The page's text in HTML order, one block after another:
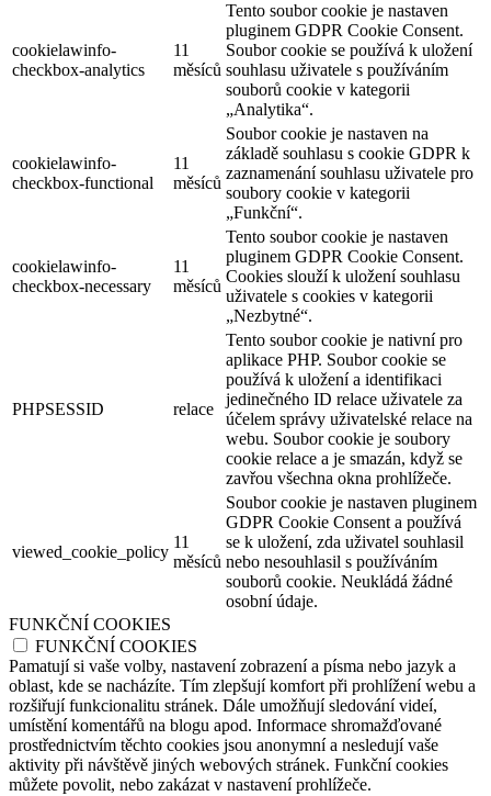
cookielawinfo-
checkbox-analytics
11
měsíců
Tento soubor cookie je nastaven
pluginem GDPR Cookie Consent.
Soubor cookie se používá k uložení
souhlasu uživatele s používáním
souborů cookie v kategorii
„Analytika“.
cookielawinfo-
checkbox-functional
11
měsíců
Soubor cookie je nastaven na
základě souhlasu s cookie GDPR k
zaznamenání souhlasu uživatele pro
soubory cookie v kategorii
„Funkční“.
cookielawinfo-
checkbox-necessary
11
měsíců
Tento soubor cookie je nastaven
pluginem GDPR Cookie Consent.
Cookies slouží k uložení souhlasu
uživatele s cookies v kategorii
„Nezbytné“.
PHPSESSID relace
Tento soubor cookie je nativní pro
aplikace PHP. Soubor cookie se
používá k uložení a identifikaci
jedinečného ID relace uživatele za
účelem správy uživatelské relace na
webu. Soubor cookie je soubory
cookie relace a je smazán, když se
zavřou všechna okna prohlížeče.
viewed_cookie_policy
11
měsíců
Soubor cookie je nastaven pluginem
GDPR Cookie Consent a používá
se k uložení, zda uživatel souhlasil
nebo nesouhlasil s používáním
souborů cookie. Neukládá žádné
osobní údaje.
FUNKČNÍ COOKIES
FUNKČNÍ COOKIES
Pamatují si vaše volby, nastavení zobrazení a písma nebo jazyk a
oblast, kde se nacházíte. Tím zlepšují komfort při prohlížení webu a
rozšiřují funkcionalitu stránek. Dále umožňují sledování videí,
umístění komentářů na blogu apod. Informace shromažďované
prostřednictvím těchto cookies jsou anonymní a nesledují vaše
aktivity při návštěvě jiných webových stránek. Funkční cookies
můžete povolit, nebo zakázat v nastavení prohlížeče.